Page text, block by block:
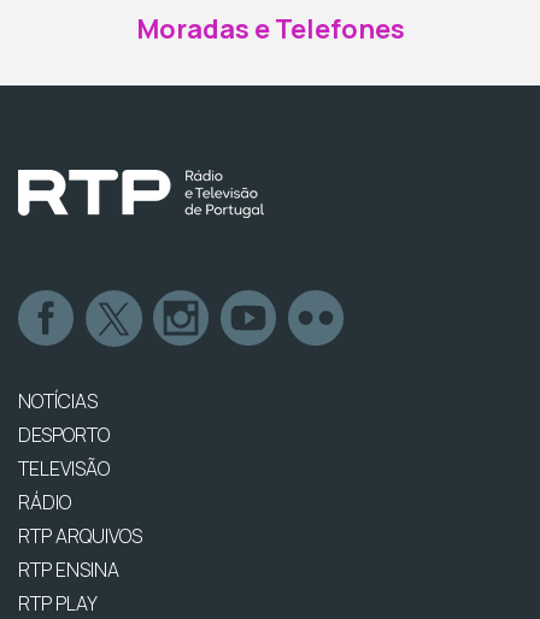
Moradas e Telefones
NOTÍCIAS
DESPORTO
TELEVISÃO
RÁDIO
RTP ARQUIVOS
RTP ENSINA
RTP PLAY